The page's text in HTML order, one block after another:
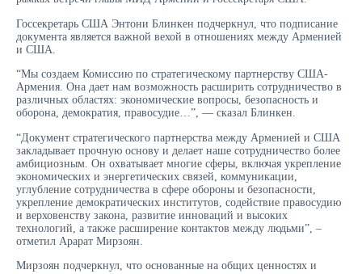
Госсекретарь США Энтони Блинкен подчеркнул, что подписание
документа является важной вехой в отношениях между Арменией
и США.
“Мы создаем Комиссию по стратегическому партнерству США-
Армения. Она дает нам возможность расширить сотрудничество в
различных областях: экономические вопросы, безопасность и
оборона, демократия, правосудие…”, — сказал Блинкен.
“Документ стратегического партнерства между Арменией и США
закладывает прочную основу и делает наше сотрудничество более
амбициозным. Он охватывает многие сферы, включая укрепление
экономических и энергетических связей, коммуникации,
углубление сотрудничества в сфере обороны и безопасности,
укрепление демократических институтов, содействие правосудию
и верховенству закона, развитие инноваций и высоких
технологий, а также расширение контактов между людьми”, –
отметил Арарат Мирзоян.
Мирзоян подчеркнул, что основанные на общих ценностях и